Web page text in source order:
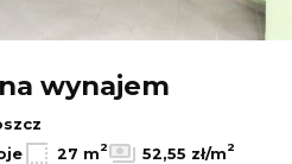
wynajem
27 m2 52,55 zł/m2